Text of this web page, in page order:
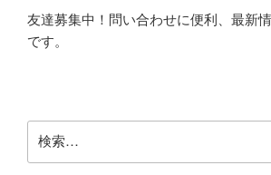
友達募集中！問い合わせに便利、最新
です。
索: